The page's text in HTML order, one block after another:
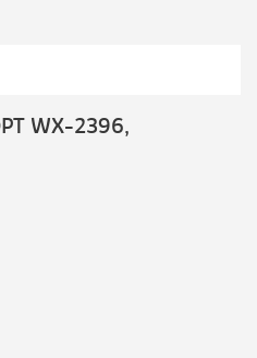
WX-2396,